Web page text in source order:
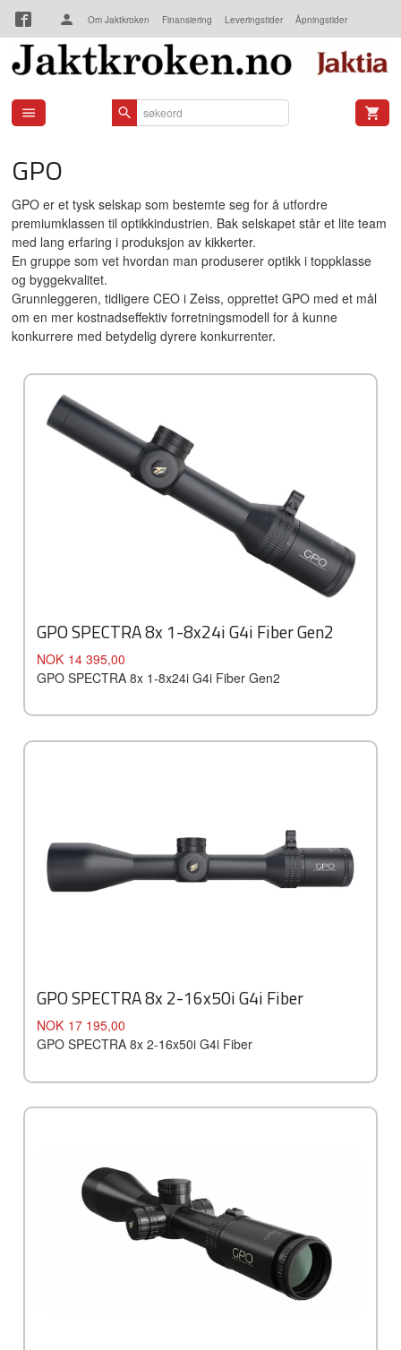
Gå
innholdet
Om Jaktkroken Finansiering Leveringstider Åpningstider
Kjøpsbetingelser Kontakt oss
GPO
GPO er et tysk selskap som bestemte seg for å utfordre
premiumklassen til optikkindustrien. Bak selskapet står et lite team
med lang erfaring i produksjon av kikkerter.
En gruppe som vet hvordan man produserer optikk i toppklasse
og byggekvalitet.
Grunnleggeren, tidligere CEO i Zeiss, opprettet GPO med et mål
om en mer kostnadseffektiv forretningsmodell for å kunne
konkurrere med betydelig dyrere konkurrenter.
GPO SPECTRA 8x 1-8x24i G4i Fiber Gen2
Pris
NOK 14 395,00
GPO SPECTRA 8x 1-8x24i G4i Fiber Gen2
GPO SPECTRA 8x 2-16x50i G4i Fiber
Pris
NOK 17 195,00
GPO SPECTRA 8x 2-16x50i G4i Fiber